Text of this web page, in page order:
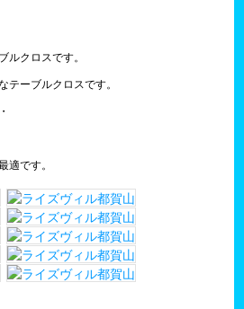
ルクロスです。
テーブルクロスです。
適です。